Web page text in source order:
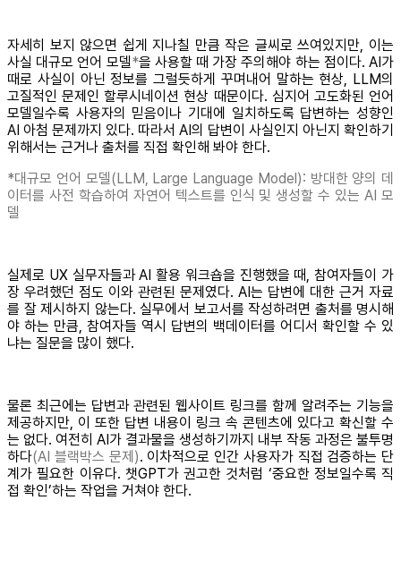
자세히 보지 않으면 쉽게 지나칠 만큼 작은 글씨로 쓰여있지만, 이는
사실 대규모 언어 모델*을 사용할 때 가장 주의해야 하는 점이다. AI가
때로 사실이 아닌 정보를 그럴듯하게 꾸며내어 말하는 현상, LLM의
고질적인 문제인 할루시네이션 현상 때문이다. 심지어 고도화된 언어
모델일수록 사용자의 믿음이나 기대에 일치하도록 답변하는 성향인
AI 아첨 문제까지 있다. 따라서 AI의 답변이 사실인지 아닌지 확인하기
위해서는 근거나 출처를 직접 확인해 봐야 한다.
*대규모 언어 모델(LLM, Large Language Model): 방대한 양의 데
이터를 사전 학습하여 자연어 텍스트를 인식 및 생성할 수 있는 AI 모
델
실제로 UX 실무자들과 AI 활용 워크숍을 진행했을 때, 참여자들이 가
장 우려했던 점도 이와 관련된 문제였다. AI는 답변에 대한 근거 자료
를 잘 제시하지 않는다. 실무에서 보고서를 작성하려면 출처를 명시해
야 하는 만큼, 참여자들 역시 답변의 백데이터를 어디서 확인할 수 있
냐는 질문을 많이 했다.
물론 최근에는 답변과 관련된 웹사이트 링크를 함께 알려주는 기능을
제공하지만, 이 또한 답변 내용이 링크 속 콘텐츠에 있다고 확신할 수
는 없다. 여전히 AI가 결과물을 생성하기까지 내부 작동 과정은 불투명
하다(AI 블랙박스 문제). 이차적으로 인간 사용자가 직접 검증하는 단
계가 필요한 이유다. 챗GPT가 권고한 것처럼 ‘중요한 정보일수록 직
접 확인’하는 작업을 거쳐야 한다.